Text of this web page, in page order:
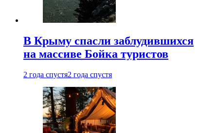
В Крыму спасли заблудившихся
на массиве Бойка туристов
2 года спустя2 года спустя